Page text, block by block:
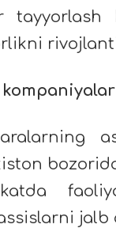
tayyorlash